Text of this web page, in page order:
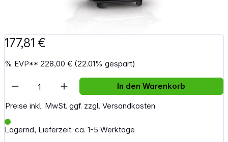
177,81 €
% EVP**228,00 € (22.01% gespart)
Preise inkl. MwSt. ggf. zzgl. Versandkosten
Lagernd, Lieferzeit: ca. 1-5 Werktage
Artikel Anzahl: Gib den gewünschten
In den Warenkorb